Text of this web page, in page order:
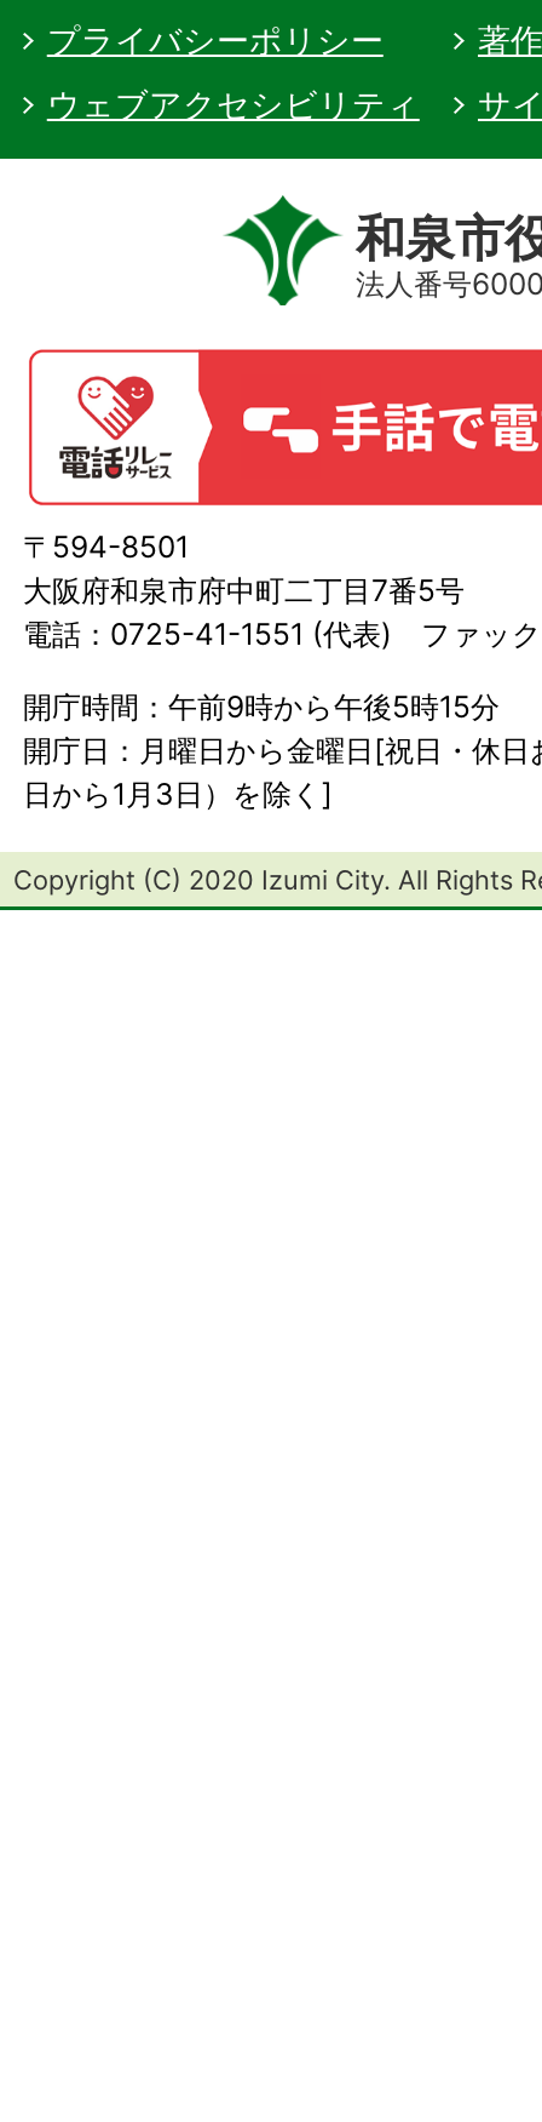
プライバシーポリシー
著
ウェブアクセシビリティ
サ
和泉市
法人番号
〒594-8501
大阪府和泉市府中町二丁目7番5号
電話：0725-41-1551 (代表) ファッ
開庁時間：午前9時から午後5時15分
開庁日：月曜日から金曜日[祝日・休
日から1月3日）を除く]
Copyright (C) 2020 Izumi City. All Rights